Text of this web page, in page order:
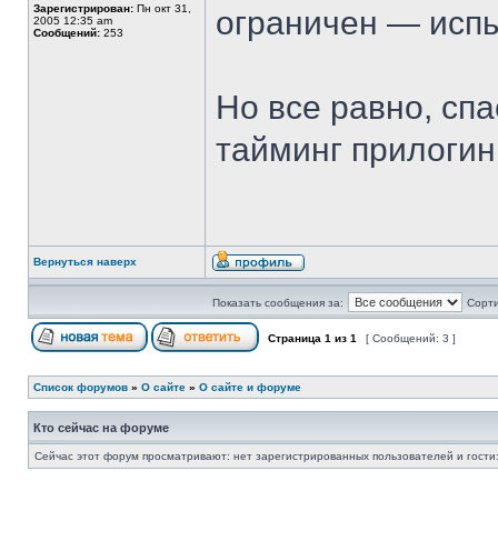
Зарегистрирован: Пн окт 31,
2005 12:35 am
Сообщений: 253
ограничен —
Но все равно,
тайминг
Вернуться наверх
Показать сообщения за:
Страница 1 из 1 [ Сообщений: 3 ]
Список форумов » О сайте » О сайте и форуме
Кто сейчас на форуме
Сейчас этот форум просматривают: нет зарегистрированных пользователей и